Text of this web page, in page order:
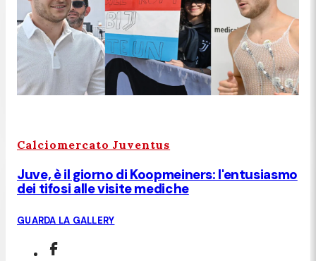
Calciomercato Juventus
Juve, è il giorno di Koopmeiners: l'entusiasmo
dei tifosi alle visite mediche
GUARDA LA GALLERY